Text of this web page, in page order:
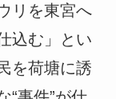
リを東宮へ
込む」とい
を荷塘に誘